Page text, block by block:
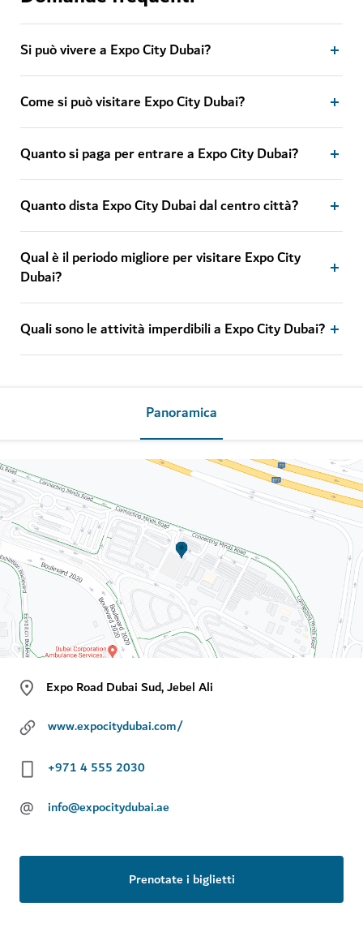
Si può vivere a Expo City Dubai?
Come si può visitare Expo City Dubai?
Quanto si paga per entrare a Expo City Dubai?
Quanto dista Expo City Dubai dal centro città?
Qual è il periodo migliore per visitare Expo City
Dubai?
Quali sono le attività imperdibili a Expo City Dubai?
Panoramica
Expo Road Dubai Sud, Jebel Ali
www.expocitydubai.com/
+971 4 555 2030
@ info@expocitydubai.ae
Prenotate i biglietti